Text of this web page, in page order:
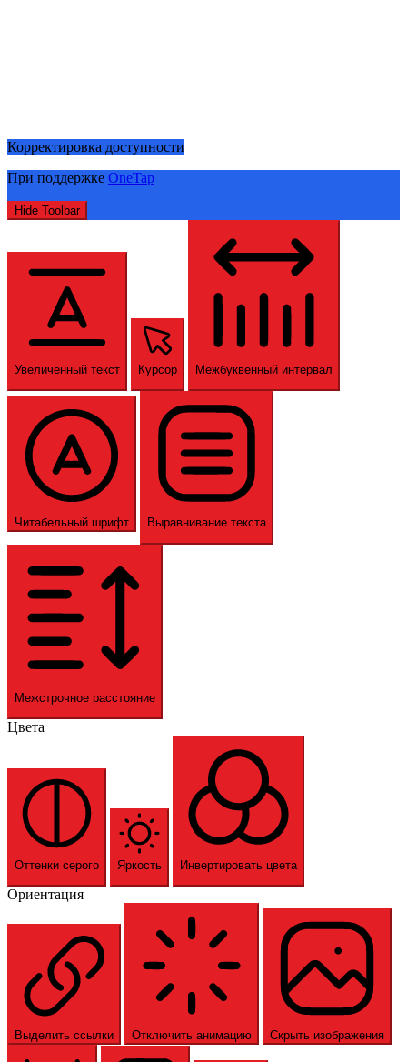
Корректировка доступности
При поддержке OneTap
Hide Toolbar
Увеличенный текст Курсор Межбуквенный интервал
Читабельный шрифт Выравнивание текста
Межстрочное расстояние
Цвета
Оттенки серого Яркость Инвертировать цвета
Ориентация
Выделить ссылки Отключить анимацию Скрыть изображения